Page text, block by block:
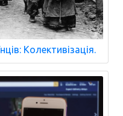
Колективізація.